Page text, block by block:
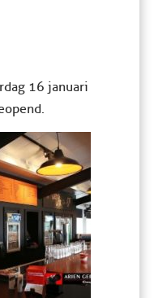
16 januari